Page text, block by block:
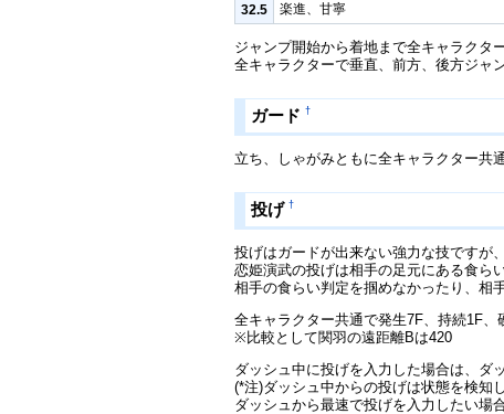
32.5 楽進、甘寧
ジャンプ開始から着地まで全キャラクタ
全キャラクターで垂直、前方、後方ジャ
ガード †
立ち、しゃがみともに全キャラクター共
投げ †
投げはガードが出来ない強力な技ですが
恋姫演武の投げは相手の足元にある食ら
相手の食らい判定を掴めなかったり、相
全キャラクター共通で発生7F、持続1F、
※比較として関羽の遠距離Bは420
ダッシュ中に投げを入力した場合は、ダ
(*注)ダッシュ中からの投げは状態を検知
ダッシュから最速で投げを入力したい場